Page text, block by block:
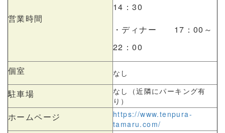
営業時間
14：30
・ディナー 17：00～
22：00
個室 なし
駐車場
なし（近隣にパーキング有
り）
ホームページ
https://www.tenpura-
tamaru.com/